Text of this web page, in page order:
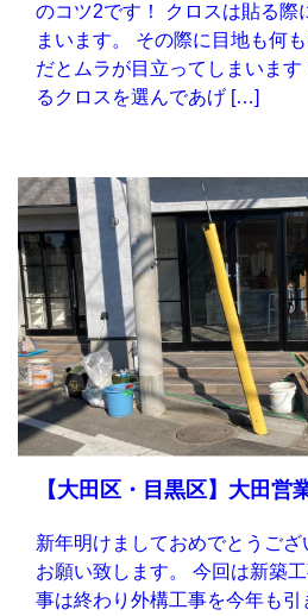
のコツ2です！ クロスは貼る際
まいます。 その際に目地も何
だとムラが目立ってしまいま
るクロスを選んであげ […]
【大田区・目黒区】大田
新年明けましておめでとうござ
お願い致します。 今回は新築
事は終わり外構工事を今年も引